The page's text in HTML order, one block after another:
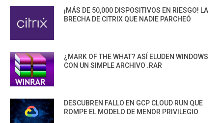
¡MÁS DE 50,000 DISPOSITIVOS EN RIESGO! LA
BRECHA DE CITRIX QUE NADIE PARCHEÓ
¿MARK OF THE WHAT? ASÍ ELUDEN WINDOWS
CON UN SIMPLE ARCHIVO .RAR
DESCUBREN FALLO EN GCP CLOUD RUN QUE
ROMPE EL MODELO DE MENOR PRIVILEGIO